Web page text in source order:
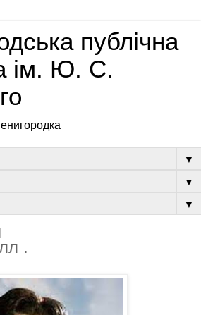
публічна
ім. Ю. С.
▼
▼
▼
.